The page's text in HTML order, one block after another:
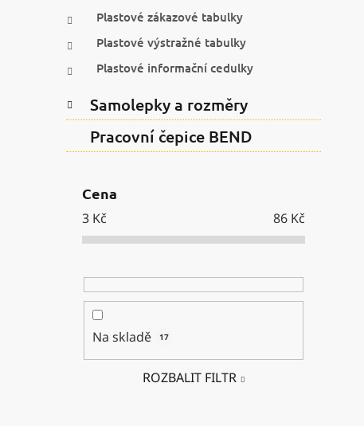
Plastové zákazové tabulky
Plastové výstražné tabulky
Plastové informační cedulky
Samolepky a rozměry
Pracovní čepice BEND
Cena
3 Kč 86 Kč
Na skladě 17
ROZBALIT FILTR